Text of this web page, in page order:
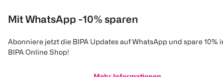
Mit WhatsApp -10% sparen
Abonniere jetzt die BIPA Updates auf WhatsApp und spare 10%
BIPA Online Shop!